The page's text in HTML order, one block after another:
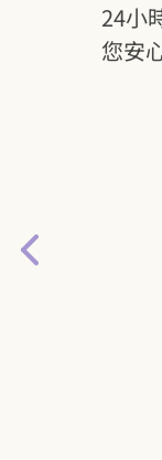
24小
您安